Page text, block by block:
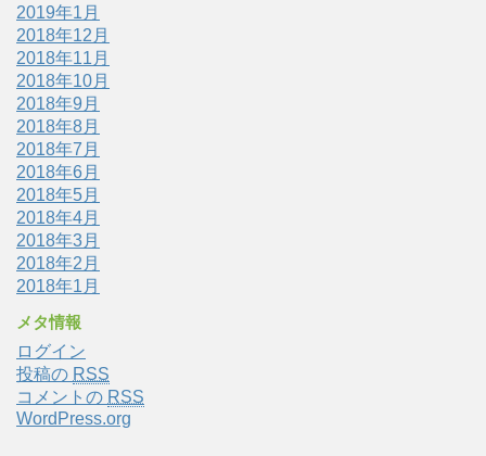
2019年1月
2018年12月
2018年11月
2018年10月
2018年9月
2018年8月
2018年7月
2018年6月
2018年5月
2018年4月
2018年3月
2018年2月
2018年1月
メタ情報
ログイン
投稿の RSS
コメントの RSS
WordPress.org